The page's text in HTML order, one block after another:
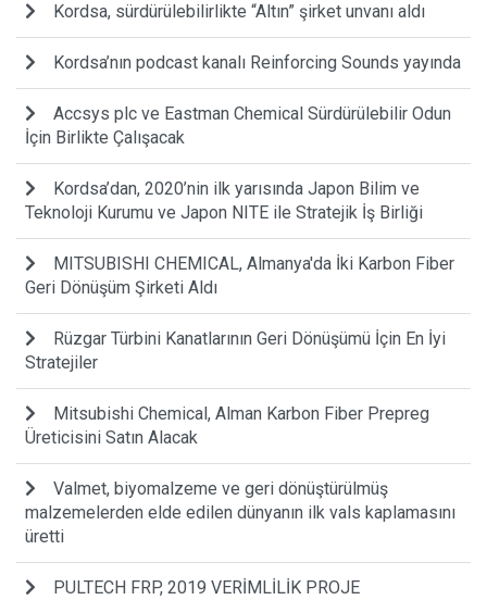
Kordsa, sürdürülebilirlikte “Altın” şirket unvanı aldı
Kordsa’nın podcast kanalı Reinforcing Sounds yayında
Accsys plc ve Eastman Chemical Sürdürülebilir Odun
İçin Birlikte Çalışacak
Kordsa’dan, 2020’nin ilk yarısında Japon Bilim ve
Teknoloji Kurumu ve Japon NITE ile Stratejik İş Birliği
MITSUBISHI CHEMICAL, Almanya'da İki Karbon Fiber
Geri Dönüşüm Şirketi Aldı
Rüzgar Türbini Kanatlarının Geri Dönüşümü İçin En İyi
Stratejiler
Mitsubishi Chemical, Alman Karbon Fiber Prepreg
Üreticisini Satın Alacak
Valmet, biyomalzeme ve geri dönüştürülmüş
malzemelerden elde edilen dünyanın ilk vals kaplamasını
üretti
PULTECH FRP, 2019 VERİMLİLİK PROJE